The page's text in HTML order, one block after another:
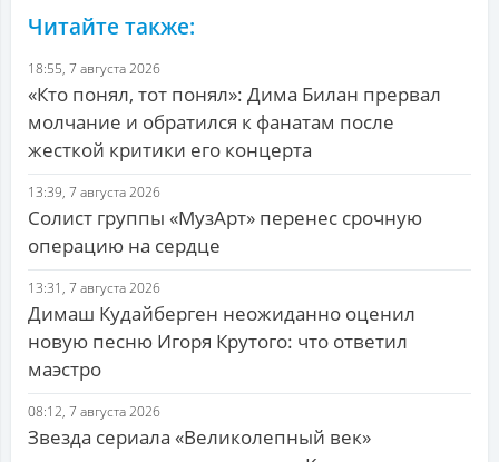
Читайте также:
18:55, 7 августа 2026
«Кто понял, тот понял»: Дима Билан прервал
молчание и обратился к фанатам после
жесткой критики его концерта
13:39, 7 августа 2026
Солист группы «МузАрт» перенес срочную
операцию на сердце
13:31, 7 августа 2026
Димаш Кудайберген неожиданно оценил
новую песню Игоря Крутого: что ответил
маэстро
08:12, 7 августа 2026
Звезда сериала «Великолепный век»